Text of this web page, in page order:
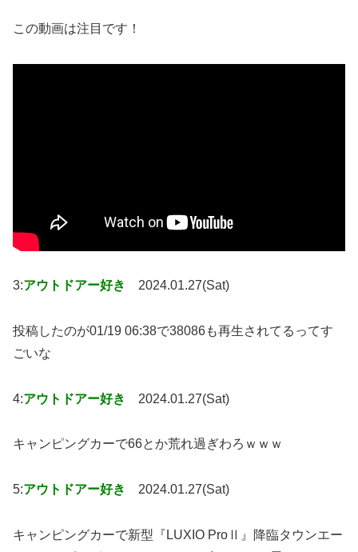
この動画は注目です！
3:アウトドアー好き 2024.01.27(Sat)
投稿したのが01/19 06:38で38086も再生されてるってす
ごいな
4:アウトドアー好き 2024.01.27(Sat)
キャンピングカーで66とか荒れ過ぎわろｗｗｗ
5:アウトドアー好き 2024.01.27(Sat)
キャンピングカーで新型『LUXIO ProⅡ』降臨タウンエー